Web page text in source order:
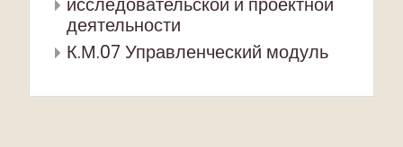
деятельности
К.М.07 Управленческий модуль